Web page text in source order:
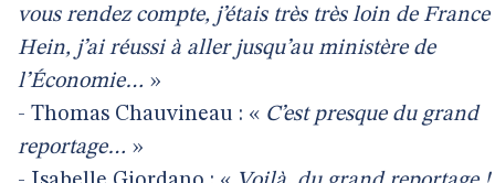
vous rendez compte, j’étais très très loin de
Hein, j’ai réussi à aller jusqu’au ministère de
l’Économie… »
- Thomas Chauvineau : « C’est presque du grand
reportage… »